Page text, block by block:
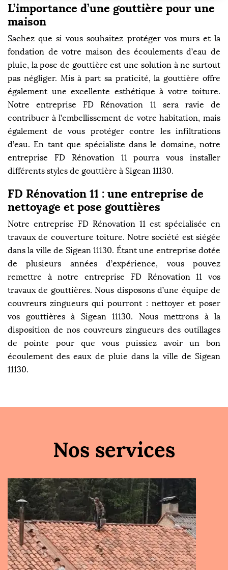
L’importance d’une gouttière pour une
maison
Sachez que si vous souhaitez protéger vos murs et la
fondation de votre maison des écoulements d’eau de
pluie, la pose de gouttière est une solution à ne surtout
pas négliger. Mis à part sa praticité, la gouttière offre
également une excellente esthétique à votre toiture.
Notre entreprise FD Rénovation 11 sera ravie de
contribuer à l’embellissement de votre habitation, mais
également de vous protéger contre les infiltrations
d’eau. En tant que spécialiste dans le domaine, notre
entreprise FD Rénovation 11 pourra vous installer
différents styles de gouttière à Sigean 11130.
FD Rénovation 11 : une entreprise de
nettoyage et pose gouttières
Notre entreprise FD Rénovation 11 est spécialisée en
travaux de couverture toiture. Notre société est siégée
dans la ville de Sigean 11130. Étant une entreprise dotée
de plusieurs années d’expérience, vous pouvez
remettre à notre entreprise FD Rénovation 11 vos
travaux de gouttières. Nous disposons d’une équipe de
couvreurs zingueurs qui pourront : nettoyer et poser
vos gouttières à Sigean 11130. Nous mettrons à la
disposition de nos couvreurs zingueurs des outillages
de pointe pour que vous puissiez avoir un bon
écoulement des eaux de pluie dans la ville de Sigean
11130.
Nos services